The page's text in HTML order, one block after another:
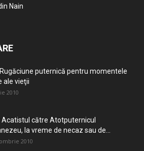
Nain
puternică pentru momentele
ale vieţii
2010
către Atotputernicul
la vreme de necaz sau de...
2010